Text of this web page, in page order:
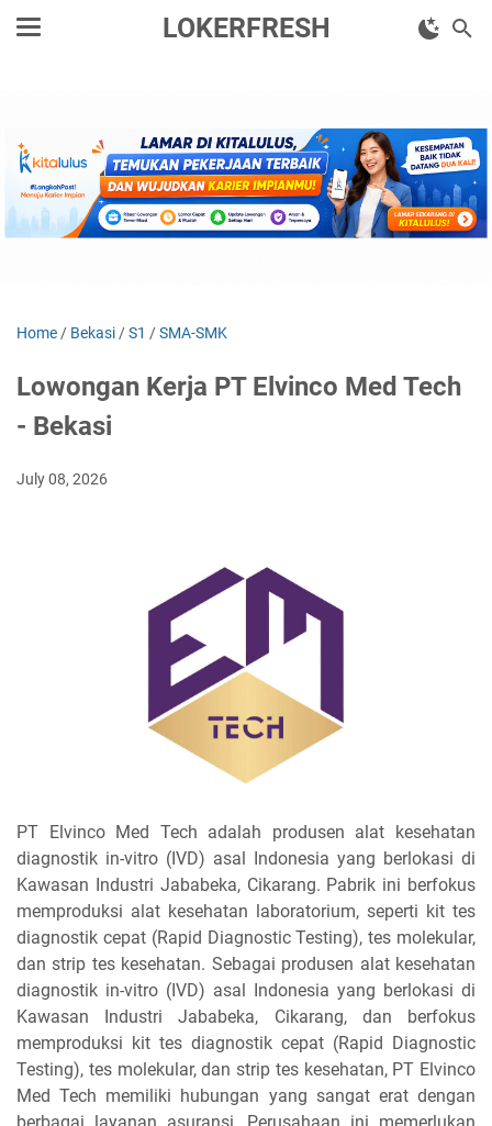
LOKERFRESH
Home / Bekasi /S1 /SMA-SMK
Lowongan Kerja ⁠PT Elvinco Med Tech
- Bekasi
July 08, 2026
PT Elvinco Med Tech adalah produsen alat kesehatan
diagnostik in-vitro (IVD) asal Indonesia yang berlokasi di
⁠Kawasan Industri Jababeka, Cikarang. Pabrik ini berfokus
memproduksi alat kesehatan laboratorium, seperti kit tes
diagnostik cepat (Rapid Diagnostic Testing), tes molekular,
dan strip tes kesehatan. Sebagai produsen alat kesehatan
diagnostik in-vitro (IVD) asal Indonesia yang berlokasi di
Kawasan Industri Jababeka, Cikarang, dan berfokus
memproduksi kit tes diagnostik cepat (Rapid Diagnostic
Testing), tes molekular, dan strip tes kesehatan, PT Elvinco
Med Tech memiliki hubungan yang sangat erat dengan